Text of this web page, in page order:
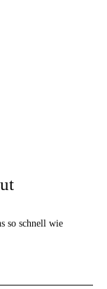
so schnell wie